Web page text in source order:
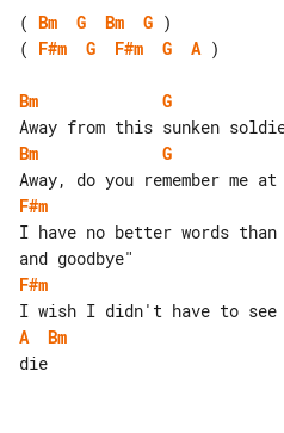
( Bm G Bm G
( F#m G F#m G A )
Bm
G
Bm
G
F#m
I have no better words than
F#m
A
Bm